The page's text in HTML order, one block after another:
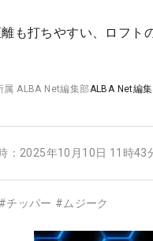
も打ちやすい、ロフト
属ALBA Net編集部ALBA Net編
： 2025年10月10日 11時43
チッパー #ムジーク